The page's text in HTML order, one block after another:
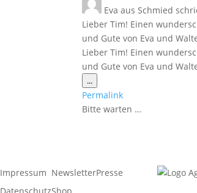
Evaaus Schmied
Lieber Tim! Einen
und Gute von Eva und
Lieber Tim! Einen
und Gute von Eva und
...Diese
Metabox
Permalink
Bitte warten …
Impressum NewsletterPresse